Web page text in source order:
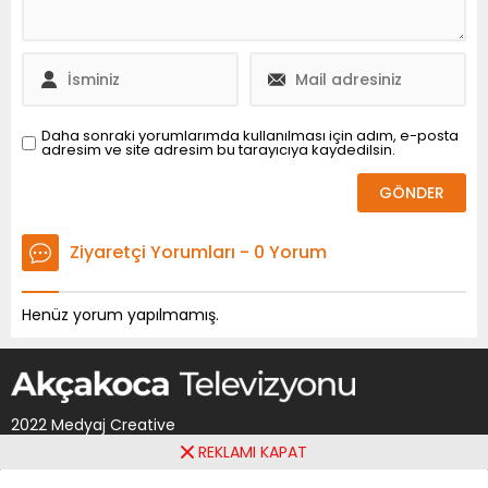
Daha sonraki yorumlarımda kullanılması için adım, e-posta
adresim ve site adresim bu tarayıcıya kaydedilsin.
Ziyaretçi Yorumları - 0 Yorum
Henüz yorum yapılmamış.
2022 Medyaj Creative
REKLAMI KAPAT